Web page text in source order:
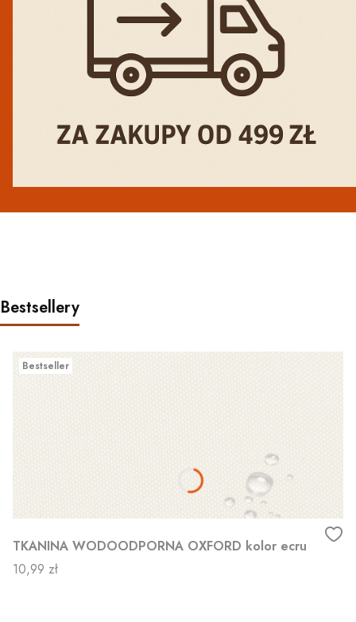
Bestsellery
Bestseller
TKANINA WODOODPORNA OXFORD kolor ecru
Cena
10,99 zł